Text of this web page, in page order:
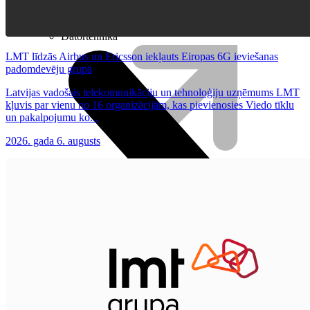
Datortehnika
LMT līdzās Airbus un Ericsson iekļauts Eiropas 6G ieviešanas
padomdevēju grupā
Latvijas vadošais telekomunikāciju un tehnoloģiju uzņēmums LMT
kļuvis par vienu no 16 organizācijām, kas pievienosies Viedo tīklu
un pakalpojumu ko...
2026. gada 6. augusts